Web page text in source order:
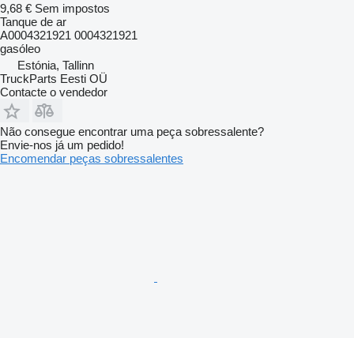
9,68 € Sem impostos
Tanque de ar
A0004321921 0004321921
gasóleo
Estónia, Tallinn
TruckParts Eesti OÜ
Contacte o vendedor
Não consegue encontrar uma peça sobressalente?
Envie-nos já um pedido!
Encomendar peças sobressalentes